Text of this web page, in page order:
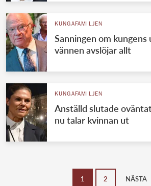
KUNGAFAMILJEN
Sanningen om kungens
vännen avslöjar allt
KUNGAFAMILJEN
Anställd slutade
nu talar kvinnan ut
1 2 NÄSTA